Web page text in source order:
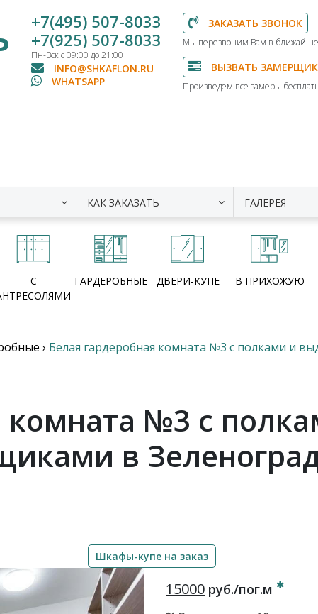
+7(495) 507-8033
+7(925) 507-8033
Пн-Вск с 09:00 до 21:00
INFO@SHKAFLON.RU
WHATSAPP
ЗАКАЗАТЬ ЗВОНОК
Мы перезвоним Вам в
ВЫЗВАТЬ
Произведем все замеры
КАК ЗАКАЗАТЬ ГАЛЕРЕЯ
С
ГАРДЕРОБНЫЕ ДВЕРИ-КУПЕ В ПРИХОЖУЮ
› Белая гардеробная комната №3 с полками и
комната №3 с
в
Шкафы-купе на заказ
15000 руб./пог.м